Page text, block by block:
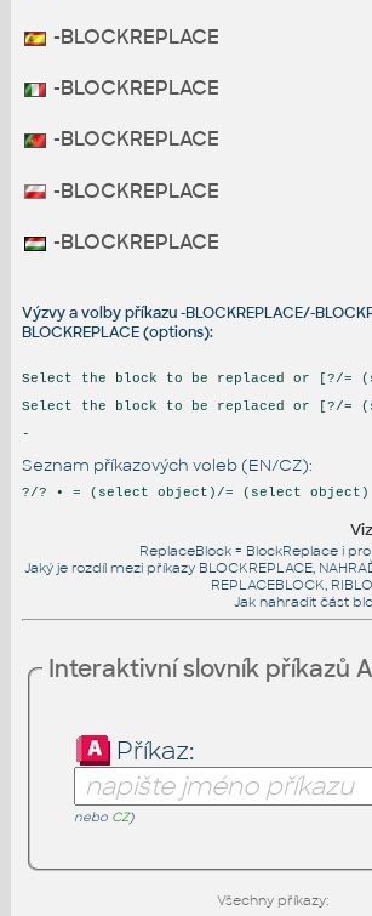
-BLOCKREPLACE
-BLOCKREPLACE
-BLOCKREPLACE
-BLOCKREPLACE
-BLOCKREPLACE
Výzvy a volby příkazu -BLOCKREPLACE/-
BLOCKREPLACE (options):
Select the block to be replaced or [?/=
Select the block to be replaced or [?/=
-
Seznam příkazových voleb (EN/CZ):
?/? • = (select object)/= (select object)
ReplaceBlock = BlockReplace i
Jaký je rozdíl mezi příkazy BLOCKREPLACE,
REPLACEBLOCK,
Jak nahradit část
Interaktivní slovník příkazů
Příkaz:
nebo CZ)
Všechny příkazy: